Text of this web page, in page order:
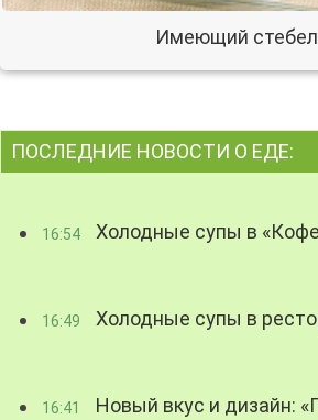
Имеющий
ПОСЛЕДНИЕ НОВОСТИ О ЕДЕ:
16:54 Холодные супы в
16:49 Холодные супы в
16:41
Новый вкус и дизайн: